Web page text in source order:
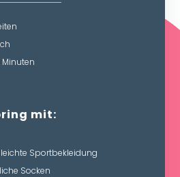
Minuten
mit:
Sportbekleidung
Socken